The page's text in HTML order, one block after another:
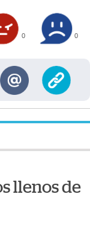
0 0
llenos de